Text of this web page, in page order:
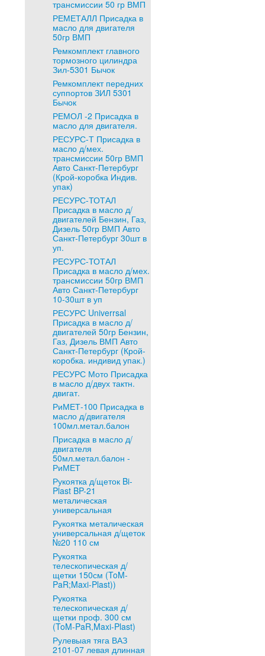
трансмиссии 50 гр ВМП
РЕМЕТАЛЛ Присадка в
масло для двигателя
50гр ВМП
Ремкомплект главного
тормозного цилиндра
Зил-5301 Бычок
Ремкомплект передних
суппортов ЗИЛ 5301
Бычок
РЕМОЛ -2 Присадка в
масло для двигателя.
РЕСУРС-Т Присадка в
масло д/мех.
трансмиссии 50гр ВМП
Авто Санкт-Петербург
(Крой-коробка Индив.
упак)
РЕСУРС-ТОТАЛ
Присадка в масло д/
двигателей Бензин, Газ,
Дизель 50гр ВМП Авто
Санкт-Петербург 30шт в
уп.
РЕСУРС-ТОТАЛ
Присадка в масло д/мех.
трансмиссии 50гр ВМП
Авто Санкт-Петербург
10-30шт в уп
РЕСУРС Univerrsal
Присадка в масло д/
двигателей 50гр Бензин,
Газ, Дизель ВМП Авто
Санкт-Петербург (Крой-
коробка. индивид упак.)
РЕСУРС Мото Присадка
в масло д/двух тактн.
двигат.
РиМЕТ-100 Присадка в
масло д/двигателя
100мл.метал.балон
Присадка в масло д/
двигателя
50мл.метал.балон -
РиМЕТ
Рукоятка д/щеток Bi-
Plast BP-21
металическая
универсальная
Рукоятка металическая
универсальная д/щеток
№20 110 см
Рукоятка
телескопическая д/
щетки 150см (ToM-
PaR;Maxi-Plast))
Рукоятка
телескопическая д/
щетки проф. 300 см
(ToM-PaR,Maxi-Plast)
Рулевыая тяга ВАЗ
2101-07 левая длинная